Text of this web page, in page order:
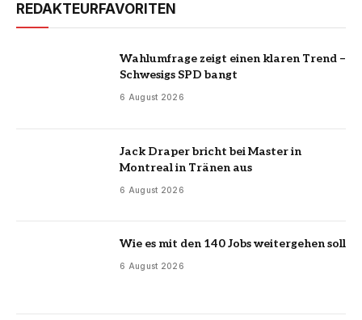
REDAKTEURFAVORITEN
Wahlumfrage zeigt einen klaren Trend –
Schwesigs SPD bangt
6 August 2026
Jack Draper bricht bei Master in
Montreal in Tränen aus
6 August 2026
Wie es mit den 140 Jobs weitergehen soll
6 August 2026